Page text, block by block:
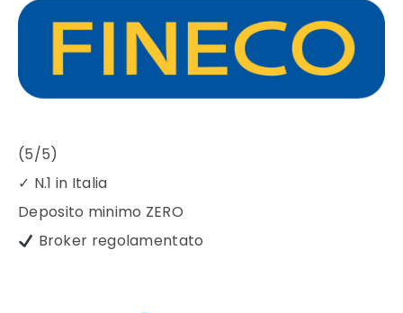
(5/5)
✓ N.1 in Italia
Deposito minimo ZERO
Broker regolamentato